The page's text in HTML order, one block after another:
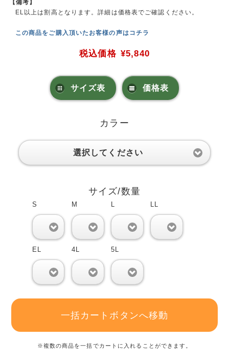
【備考】
EL以上は割高となります。詳細は価格表でご確認ください。
この商品をご購入頂いたお客様の声はコチラ
税込価格 ¥5,840
サイズ表 価格表
カラー
選択してください
サイズ/数量
S M L LL
EL 4L 5L
一括カートボタンへ移動
※複数の商品を一括でカートに入れることができます。